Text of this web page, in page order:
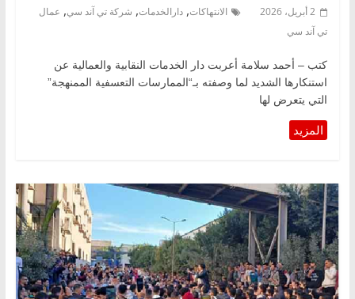
2 أبريل، 2026 الانتهاكات, دارالخدمات, شركة تي آند سي, عمال
تي آند سي
كتب – أحمد سلامة أعربت دار الخدمات النقابية والعمالية عن
استنكارها الشديد لما وصفته بـ“الممارسات التعسفية الممنهجة”
التي يتعرض لها